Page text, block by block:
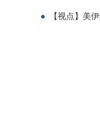
【视点】美